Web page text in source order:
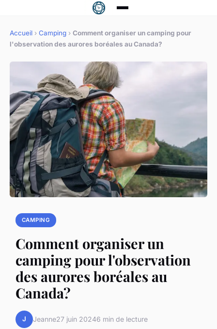
Accueil › Camping › Comment organiser un camping pour
l'observation des aurores boréales au Canada?
CAMPING
Comment organiser un
camping pour l'observation
des aurores boréales au
Canada?
J Jeanne27 juin 20246 min de lecture